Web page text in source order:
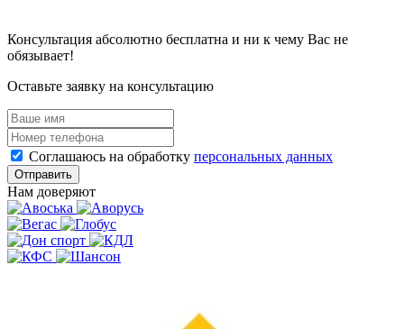
Консультация абсолютно бесплатна и ни к чему Вас не
обязывает!
Оставьте заявку на консультацию
Соглашаюсь на обработку персональных данных
Отправить
Нам доверяют